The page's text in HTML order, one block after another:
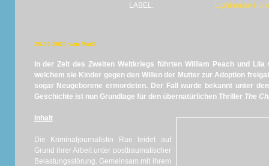
LABEL:
Lighthouse
25.09.2020 von MarS
In der Zeit des Zweiten Weltkriegs führten William Peach und Lila
welchem sie Kinder gegen den Willen der Mutter zur Adoption
sogar Neugeborene ermordeten. Der Fall wurde bekannt unter
Geschichte ist nun Grundlage für den übernatürlichen Thriller The
Inhalt
Die Kriminaljournalistin Rae leidet auf
Grund ihrer Arbeit unter posttraumatischer
Belastungsstörung. Gemeinsam mit ihrem